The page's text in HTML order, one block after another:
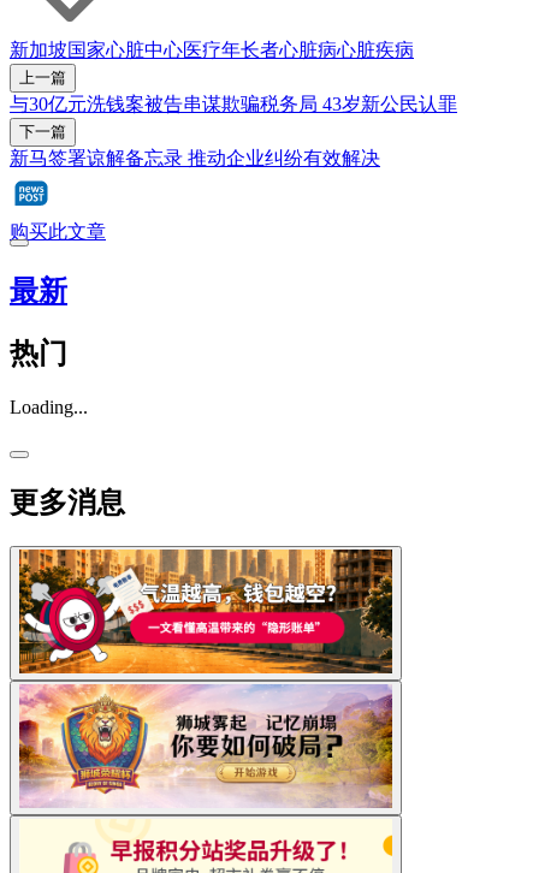
新加坡国家心脏中心医疗年长者心脏病心脏疾病
上一篇
与30亿元洗钱案被告串谋欺骗税务局 43岁新公民认罪
下一篇
新马签署谅解备忘录 推动企业纠纷有效解决
购买此文章
最新
热门
Loading...
更多消息